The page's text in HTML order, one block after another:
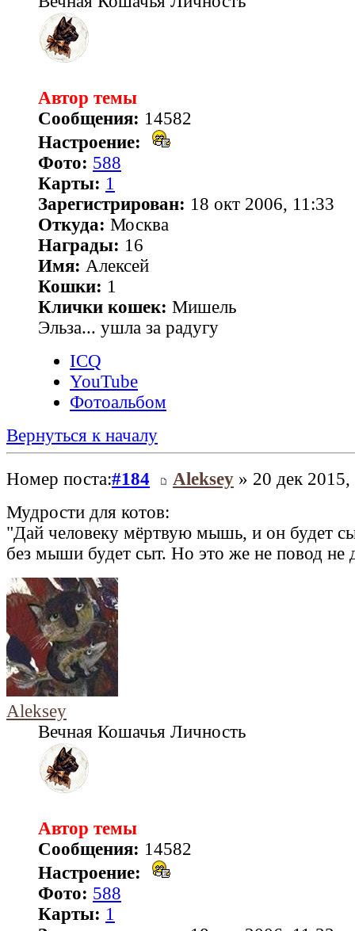
Автор темы
Сообщения: 14582
Настроение:
Фото: 588
Карты: 1
Зарегистрирован: 18 окт 2006, 11:33
Откуда: Москва
Награды: 16
Имя: Алексей
Кошки: 1
Клички кошек: Мишель
Эльза... ушла за радугу
ICQ
YouTube
Фотоальбом
Вернуться к началу
Номер поста:#184 Aleksey » 20 дек
Мудрости для котов:
"Дай человеку мёртвую мышь, и он будет
без мыши будет сыт. Но это же не повод не
Aleksey
Вечная Кошачья Личность
Автор темы
Сообщения: 14582
Настроение:
Фото: 588
Карты: 1